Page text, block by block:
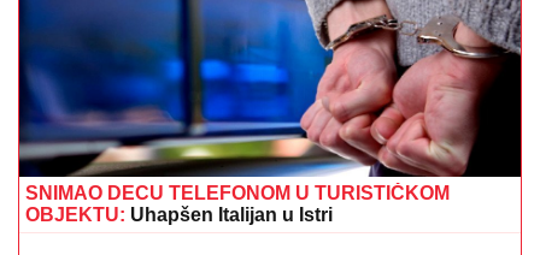
(PAPARACO) MIODRAG RADONJIĆ SE SKROZ
OPUSTIO NA BAZENU
Pijucka alkohol, telefonira iz
vode, a društvo mu pravi KOLEGA (VIDEO)
SIN MILENE KAČAVENDE JE PRAVI
LEPOTANUslikala ga u abzenu,
abBivša učesnica "Elite" otkrila i
čimese bave njeni naslednici - ovo je
prava ISTINA
"UZNEMIREN SAM, BRAT MI JE